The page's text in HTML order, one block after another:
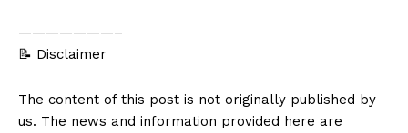
———————–
📝 Disclaimer
The content of this post is not originally published by
us. The news and information provided here are